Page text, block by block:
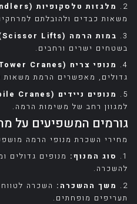
8. למה לבחור במנופי אליהו?
9. סיכום
10. מחירון מנופי הרמה – מנופי אליהו
11. הערות חשובות:
2.
מלגזות טלסקופיות (Telehandlers):
משאות כבדים ולהובלתם
3.
במות הרמה (Scissor Lifts):
בשטחים ישרים ורחבים.
4.
מנופי צריח (Tower Cranes):
גדולים, מאפשרים הרמת משאות
5.
מנופים ניידים (Mobile Cranes):
למגוון רחב של משימות הרמה.
גורמים המשפיעים על
מחירי השכרת מנופי הרמה
1.
סוג המנוף: מנופים גדולים
להשכרה.
2.
משך ההשכרה: השכרה
תעריפים מופחתים.